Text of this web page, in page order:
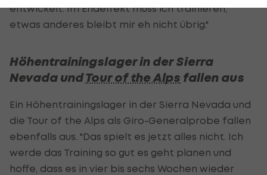
entwickelt. Im Endeffekt muss ich trainieren,
etwas anderes bleibt mir eh nicht übrig."
Höhentrainingslager in der Sierra
Nevada undTour of the Alps fallen aus
Ein Höhentrainingslager in der Sierra Nevada und
die Tour of the Alps als Giro-Generalprobe fallen
ebenfalls aus. "Das spielt es jetzt alles nicht. Ich
werde das Training so gut es geht planen und
hoffe, dass es in vier bis sechs Wochen wieder